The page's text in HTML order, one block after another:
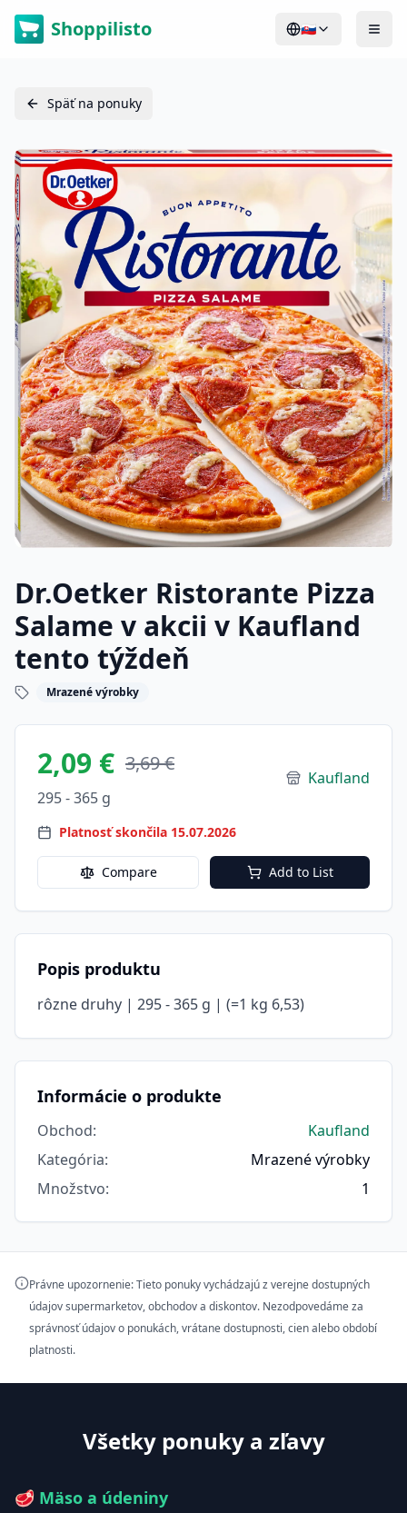
Shoppilisto 🇸🇰
Späť na ponuky
Dr.Oetker Ristorante Pizza
Salame v akcii v Kaufland
tento týždeň
Mrazené výrobky
2,09 € 3,69 €
295 - 365 g
Kaufland
Platnosť skončila 15.07.2026
Compare Add to List
Popis produktu
rôzne druhy | 295 - 365 g | (=1 kg 6,53)
Informácie o produkte
Obchod:
Kaufland
Kategória:
Mrazené výrobky
Množstvo: 1
Právne upozornenie: Tieto ponuky vychádzajú z verejne dostupných
údajov supermarketov, obchodov a diskontov. Nezodpovedáme za
správnosť údajov o ponukách, vrátane dostupnosti, cien alebo období
platnosti.
Všetky ponuky a zľavy
🥩 Mäso a údeniny